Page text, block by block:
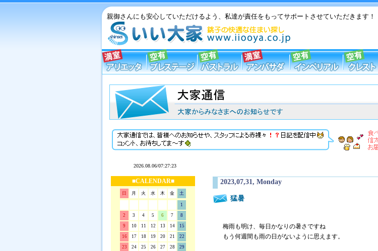
親御さんにも安心していただけるよう、私達が責任をもってサポートさせていただきます！
■CALENDAR■
日 月 火 水 木 金 土
1
2 3 4 5 6 7 8
9 10 11 12 13 14 15
16 17 18 19 20 21 22
23 24 25 26 27 28 29
2023,07,31, Monday
猛暑
梅雨も明け、毎日かなりの暑さですね
もう何週間も雨の日がないように思えます。